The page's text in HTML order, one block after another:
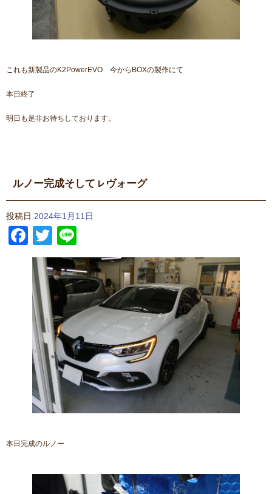
これも新製品のK2PowerEVO 今からBOXの製作にて
本日終了
明日も是非お待ちしております。
ルノー完成そしてㇾヴォーグ
投稿日 2024年1月11日
Facebook
Twitter
本日完成のルノー